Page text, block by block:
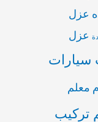
عزل
عزل
سيارات
معلم
تركيب